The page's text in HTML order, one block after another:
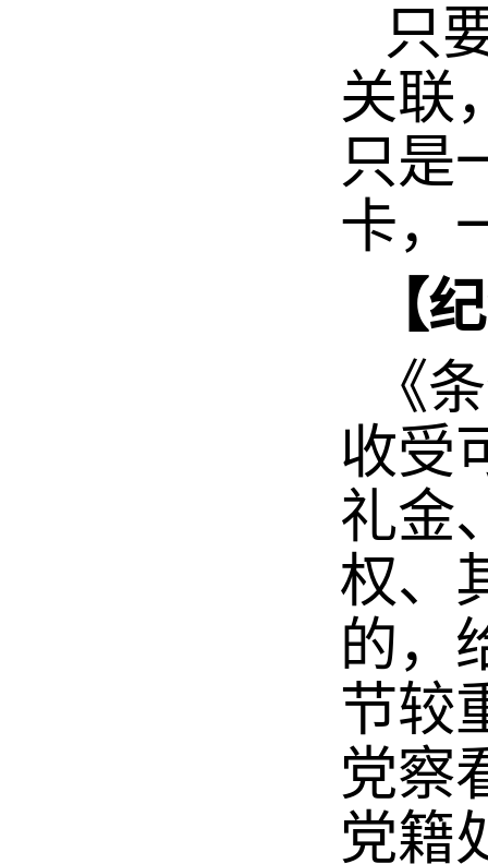
只
关联
只是
卡，
【
《
收受
礼金
权、
的，
节较
党察
党籍